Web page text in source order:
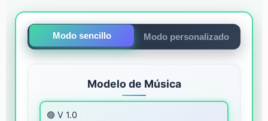
Modo sencillo Modo personalizado
Modelo de Música
🟣 V 1.0